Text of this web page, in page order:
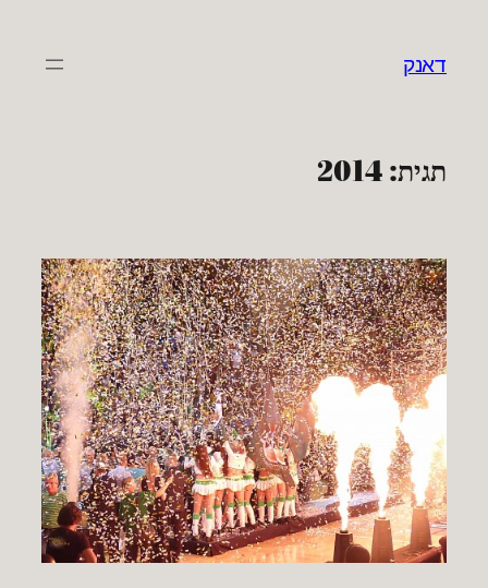
דאנק
תגית:2014